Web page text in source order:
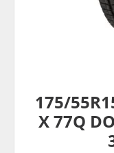
175/
X 77Q